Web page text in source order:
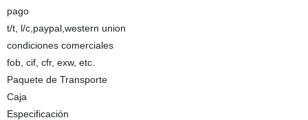
pago
t/t, l/c,paypal,western union
condiciones comerciales
fob, cif, cfr, exw, etc.
Paquete de Transporte
Caja
Especificación